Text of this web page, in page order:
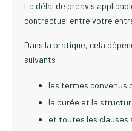
Le délai de préavis
contractuel entre votre
Dans la pratique, cela
suivants :
les termes convenus
la durée et la
et toutes les clauses